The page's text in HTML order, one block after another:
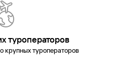
туроператоров
крупных туроператоров